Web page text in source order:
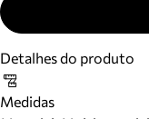
Detalhes do produto
Medidas